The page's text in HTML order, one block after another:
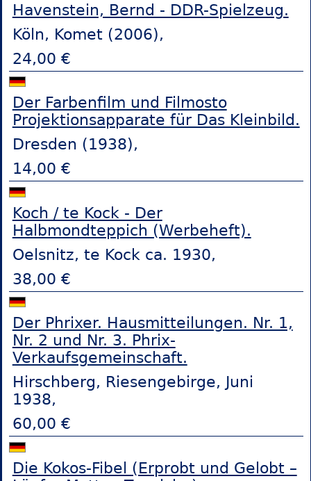
Havenstein, Bernd - DDR-Spielzeug.
Köln, Komet (2006),
24,00 €
Der Farbenfilm und Filmosto
Projektionsapparate für Das Kleinbild.
Dresden (1938),
14,00 €
Koch / te Kock - Der
Halbmondteppich (Werbeheft).
Oelsnitz, te Kock ca. 1930,
38,00 €
Der Phrixer. Hausmitteilungen. Nr. 1,
Nr. 2 und Nr. 3. Phrix-
Verkaufsgemeinschaft.
Hirschberg, Riesengebirge, Juni
1938,
60,00 €
Die Kokos-Fibel (Erprobt und Gelobt –